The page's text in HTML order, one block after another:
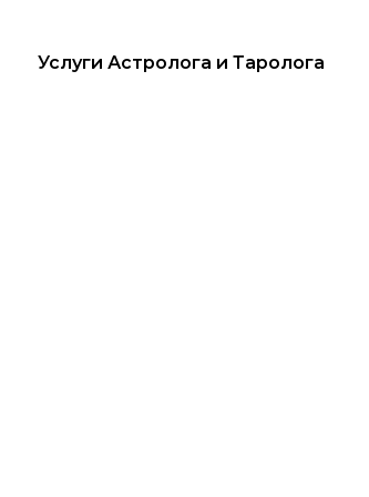
Услуги Астролога и Таролога